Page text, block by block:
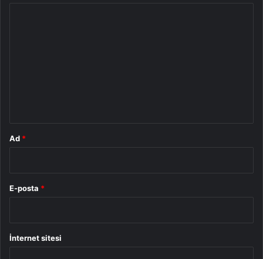
Ad *
E-posta *
İnternet sitesi